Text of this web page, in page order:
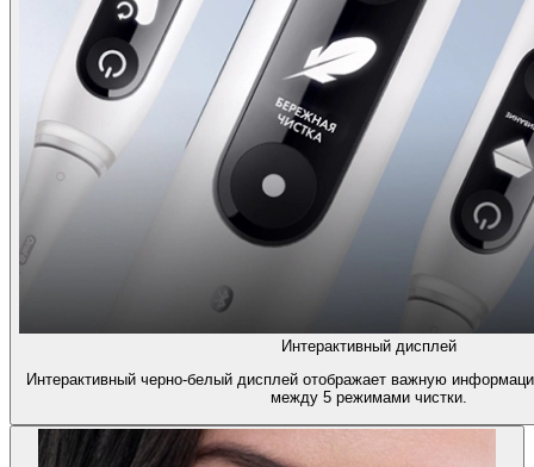
Интерактивный дисплей
Интерактивный черно-белый дисплей отображает важную
между 5 режимами чистки.